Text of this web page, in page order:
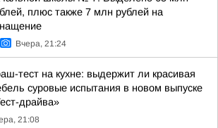
плюс также 7 млн рублей на
Вчера, 21:24
тест на кухне: выдержит ли красивая
суровые испытания в новом выпуске
драйва»
21:08